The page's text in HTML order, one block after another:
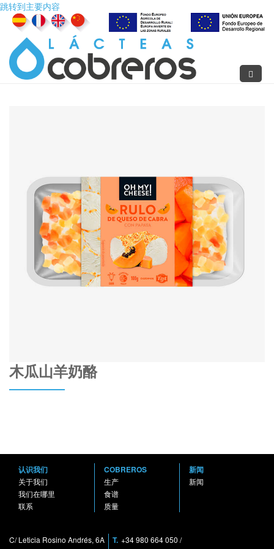
跳转到主要内容
木瓜山羊奶酪
认识我们
关于我们
我们在哪里
联系
COBREROS
生产
食谱
质量
新闻
新闻
C/ Leticia Rosino Andrés, 6A
T. +34 980 664 050 /